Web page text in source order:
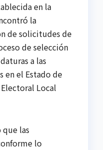
en la
la
de solicitudes de
de selección
a las
en el Estado de
Local
que las
lo